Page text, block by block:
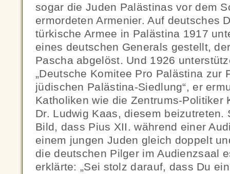
sogar die Juden Palästinas vor dem
ermordeten Armenier. Auf deutsches
türkische Armee in Palästina 1917
eines deutschen Generals gestellt,
Pascha abgelöst. Und 1926
„Deutsche Komitee Pro Palästina zur
jüdischen Palästina-Siedlung“, er
Katholiken wie die Zentrums-Politiker
Dr. Ludwig Kaas, diesem beizutreten.
Bild, dass Pius XII. während einer
einem jungen Juden gleich doppelt
die deutschen Pilger im Audienzsaal
erklärte: „Sei stolz darauf, dass Du